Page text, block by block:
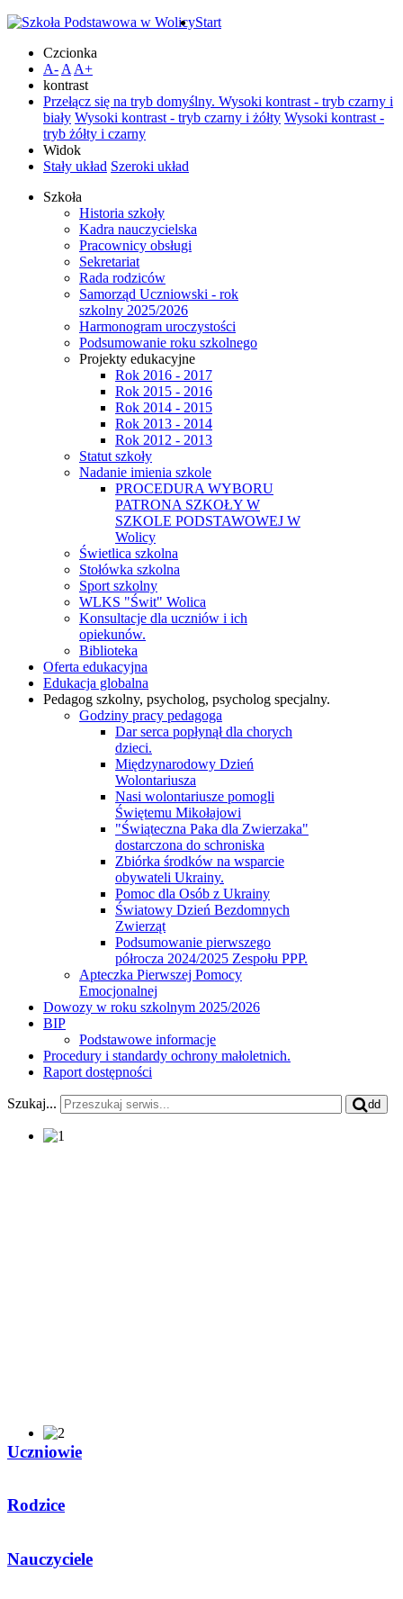
Czcionka
A- A A+
kontrast
Przełącz się na tryb domyślny. Wysoki kontrast - tryb czarny i
biały Wysoki kontrast - tryb czarny i żółty Wysoki kontrast -
tryb żółty i czarny
Widok
Stały układ Szeroki układ
Start
Szkoła
Historia szkoły
Kadra nauczycielska
Pracownicy obsługi
Sekretariat
Rada rodziców
Samorząd Uczniowski - rok
szkolny 2025/2026
Harmonogram uroczystości
Podsumowanie roku szkolnego
Projekty edukacyjne
Rok 2016 - 2017
Rok 2015 - 2016
Rok 2014 - 2015
Rok 2013 - 2014
Rok 2012 - 2013
Statut szkoły
Nadanie imienia szkole
PROCEDURA WYBORU
PATRONA SZKOŁY W
SZKOLE PODSTAWOWEJ W
Wolicy
Świetlica szkolna
Stołówka szkolna
Sport szkolny
WLKS "Świt" Wolica
Konsultacje dla uczniów i ich
opiekunów.
Biblioteka
Oferta edukacyjna
Edukacja globalna
Pedagog szkolny, psycholog, psycholog specjalny.
Godziny pracy pedagoga
Dar serca popłynął dla chorych
dzieci.
Międzynarodowy Dzień
Wolontariusza
Nasi wolontariusze pomogli
Świętemu Mikołajowi
"Świąteczna Paka dla Zwierzaka"
dostarczona do schroniska
Zbiórka środków na wsparcie
obywateli Ukrainy.
Pomoc dla Osób z Ukrainy
Światowy Dzień Bezdomnych
Zwierząt
Podsumowanie pierwszego
półrocza 2024/2025 Zespołu PPP.
Apteczka Pierwszej Pomocy
Emocjonalnej
Dowozy w roku szkolnym 2025/2026
BIP
Podstawowe informacje
Procedury i standardy ochrony małoletnich.
Raport dostępności
Szukaj... dd
Uczniowie
Rodzice
Nauczyciele